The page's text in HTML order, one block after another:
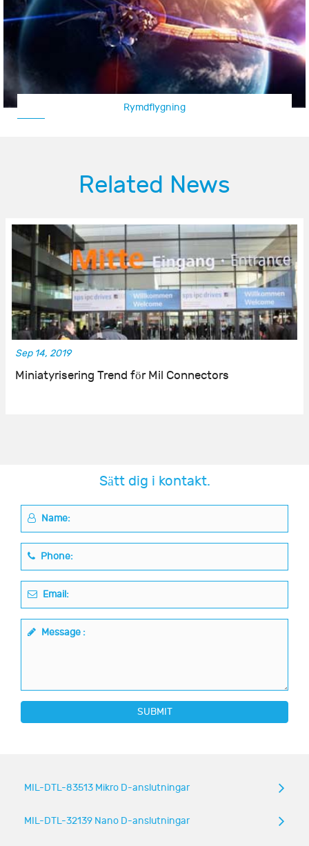
Rymdflygning
Related News
Sep 14, 2019
Miniatyrisering Trend för Mil Connectors
Sätt dig i kontakt.
Name:
Phone:
Email:
Message :
SUBMIT
MIL-DTL-83513 Mikro D-anslutningar
MIL-DTL-32139 Nano D-anslutningar